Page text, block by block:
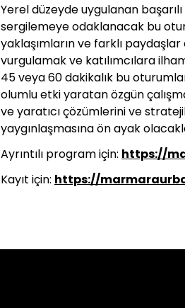
Yerel düzeyde uygulanan
sergilemeye odaklanacak bu
yaklaşımların ve farklı
vurgulamak ve katılımcılara
45 veya 60 dakikalık bu
olumlu etki yaratan özgün
ve yaratıcı çözümlerini ve
yaygınlaşmasına ön ayak
Ayrıntılı program için: https://
Kayıt için: https://